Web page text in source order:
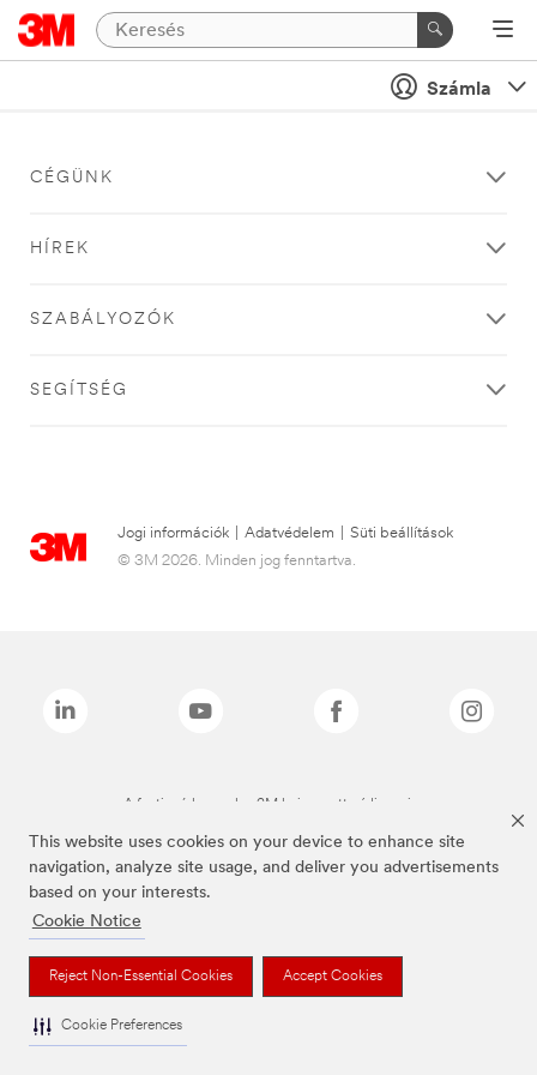
This website uses cookies on your device to enhance site
navigation, analyze site usage, and deliver you advertisements
based on your interests.
Cookie Notice
Reject Non-Essential Cookies Accept Cookies
Cookie Preferences
Számla
CÉGÜNK
HÍREK
SZABÁLYOZÓK
SEGÍTSÉG
Jogi információk Adatvédelem
Süti beállítások
© 3M 2026. Minden jog fenntartva.
A fenti márkanevek a 3M bejegyzett védjegyei.